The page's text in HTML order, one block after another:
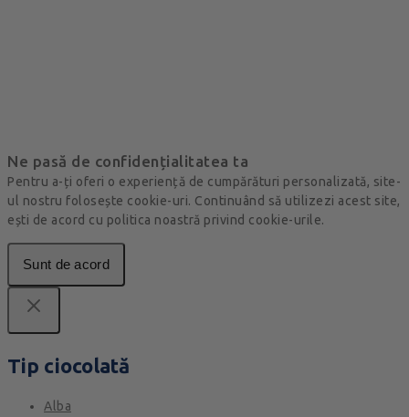
Ne pasă de confidențialitatea ta
Pentru a-ți oferi o experiență de cumpărături personalizată, site-
ul nostru folosește cookie-uri. Continuând să utilizezi acest site,
ești de acord cu politica noastră privind cookie-urile.
Sunt de acord
Tip ciocolată
Alba